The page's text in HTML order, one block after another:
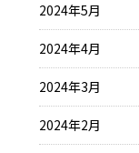
2024年5月
2024年4月
2024年3月
2024年2月